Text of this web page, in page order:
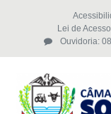
Lei de
Ouvidoria: